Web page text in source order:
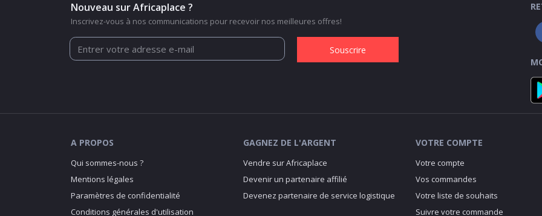
Nouveau sur Africaplace ?
Inscrivez-vous à nos communications pour recevoir nos meilleures offres!
Souscrire
A PROPOS
Qui sommes-nous ?
Mentions légales
Paramètres de confidentialité
Conditions générales d'utilisation
GAGNEZ DE L'ARGENT
Vendre sur Africaplace
Devenir un partenaire affilié
Devenez partenaire de service logistique
VOTRE COMPTE
Votre compte
Vos commandes
Votre liste de souhaits
Suivre votre commande